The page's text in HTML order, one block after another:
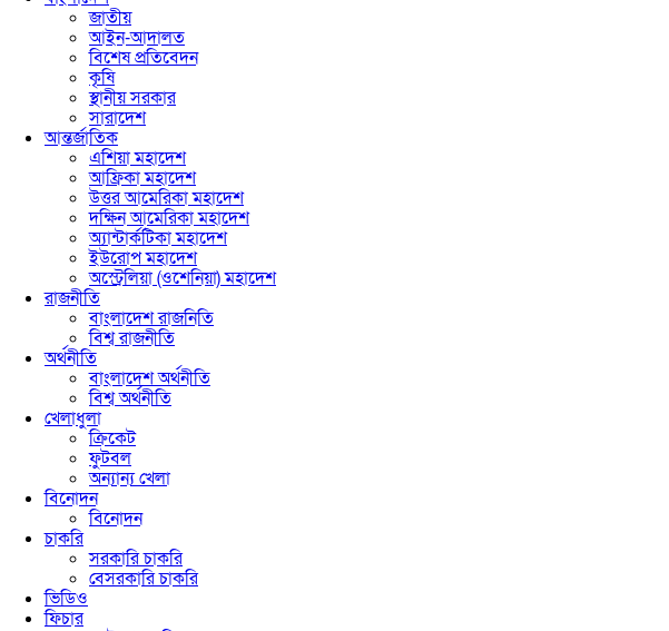
জাতীয়
আইন-আদালত
বিশেষ প্রতিবেদন
কৃষি
স্থানীয় সরকার
সারাদেশ
আন্তর্জাতিক
এশিয়া মহাদেশ
আফ্রিকা মহাদেশ
উত্তর আমেরিকা মহাদেশ
দক্ষিন আমেরিকা মহাদেশ
অ্যান্টার্কটিকা মহাদেশ
ইউরোপ মহাদেশ
অস্ট্রেলিয়া (ওশেনিয়া) মহাদেশ
রাজনীতি
বাংলাদেশ রাজনিতি
বিশ্ব রাজনীতি
অর্থনীতি
বাংলাদেশ অর্থনীতি
বিশ্ব অর্থনীতি
খেলাধুলা
ক্রিকেট
ফুটবল
অন্যান্য খেলা
বিনোদন
বিনোদন
চাকরি
সরকারি চাকরি
বেসরকারি চাকরি
ভিডিও
ফিচার